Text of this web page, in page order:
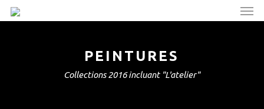
Skip
to
PEINTURES
Collections 2016 incluant "L'atelier"